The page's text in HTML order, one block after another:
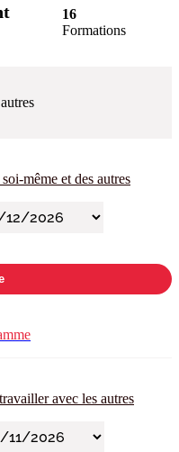
16
Formations
même et des autres
avec les autres